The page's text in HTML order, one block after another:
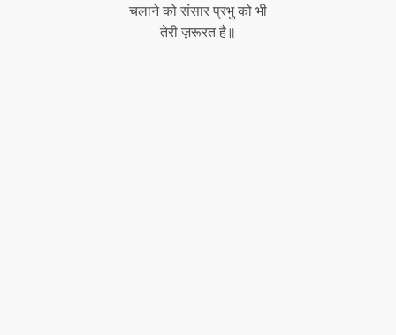
चलाने को संसार प्रभु को भी
तेरी ज़रूरत है॥